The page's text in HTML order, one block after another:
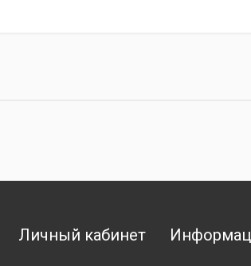
Личный кабинет